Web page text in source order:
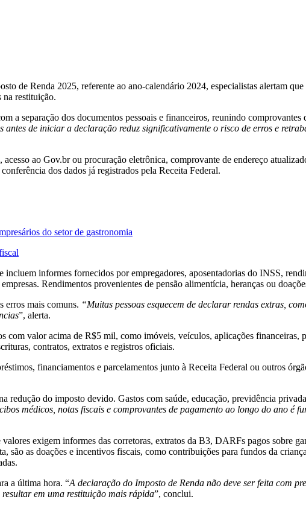
de Renda 2025, referente ao ano-calendário 2024, especialistas alertam
na restituição.
a separação dos documentos pessoais e financeiros, reunindo
antes de iniciar a declaração reduz significativamente o risco de erros e
ao Gov.br ou procuração eletrônica, comprovante de endereço
dos dados já registrados pela Receita Federal.
do setor de gastronomia
incluem informes fornecidos por empregadores, aposentadorias do INSS,
Rendimentos provenientes de pensão alimentícia, heranças ou
erros mais comuns. “Muitas pessoas esquecem de declarar rendas extras,
”, alerta.
com valor acima de R$5 mil, como imóveis, veículos, aplicações financeiras,
contratos, extratos e registros oficiais.
financiamentos e parcelamentos junto à Receita Federal ou outros
redução do imposto devido. Gastos com saúde, educação, previdência
médicos, notas fiscais e comprovantes de pagamento ao longo do ano é
exigem informes das corretoras, extratos da B3, DARFs pagos sobre
são as doações e incentivos fiscais, como contribuições para fundos da
a última hora. “A declaração do Imposto de Renda não deve ser feita com
em uma restituição mais rápida”, conclui.